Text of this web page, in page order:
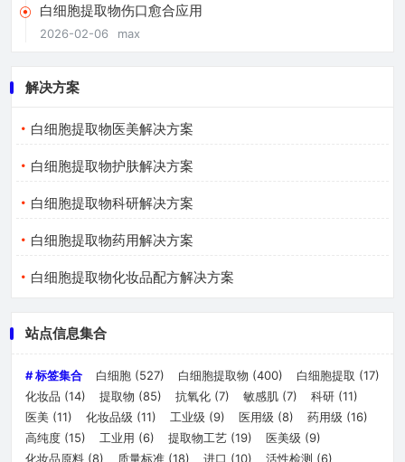
白细胞提取物伤口愈合应用
2026-02-06 max
解决方案
白细胞提取物医美解决方案
白细胞提取物护肤解决方案
白细胞提取物科研解决方案
白细胞提取物药用解决方案
白细胞提取物化妆品配方解决方案
站点信息集合
# 标签集合 白细胞 (527) 白细胞提取物 (400) 白细胞提取 (17)
化妆品 (14) 提取物 (85) 抗氧化 (7) 敏感肌 (7) 科研 (11)
医美 (11) 化妆品级 (11) 工业级 (9) 医用级 (8) 药用级 (16)
高纯度 (15) 工业用 (6) 提取物工艺 (19) 医美级 (9)
化妆品原料 (8) 质量标准 (18) 进口 (10) 活性检测 (6)